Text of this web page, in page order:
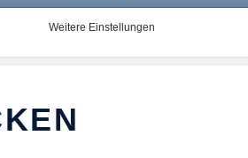
Weitere Einstellungen